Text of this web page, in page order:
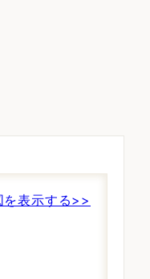
を表示する>>